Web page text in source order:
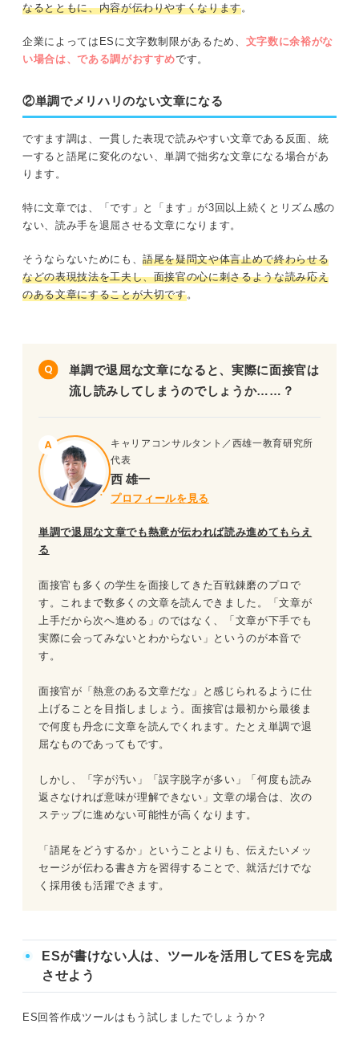
なるとともに、内容が伝わりやすくなります。
企業によってはESに文字数制限があるため、 文字数に余裕がな
い場合は、である調がおすすめです。
②単調でメリハリのない文章になる
ですます調は、一貫した表現で読みやすい文章である反面、統
一すると語尾に変化のない、単調で拙劣な文章になる場合があ
ります。
特に文章では、「です」と「ます」が3回以上続くとリズム感の
ない、読み手を退屈させる文章になります。
そうならないためにも、語尾を疑問文や体言止めで終わらせる
などの表現技法を工夫し、面接官の心に刺さるような読み応え
のある文章にすることが大切です。
単調で退屈な文章になると、実際に面接官は
流し読みしてしまうのでしょうか……？
キャリアコンサルタント／西雄一教育研究所
代表
西 雄一
プロフィールを見る
単調で退屈な文章でも熱意が伝われば読み進めてもらえ
る
面接官も多くの学生を面接してきた百戦錬磨のプロで
す。これまで数多くの文章を読んできました。「文章が
上手だから次へ進める」のではなく、「文章が下手でも
実際に会ってみないとわからない」というのが本音で
す。
面接官が「熱意のある文章だな」と感じられるように仕
上げることを目指しましょう。面接官は最初から最後ま
で何度も丹念に文章を読んでくれます。たとえ単調で退
屈なものであってもです。
しかし、「字が汚い」「誤字脱字が多い」「何度も読み
返さなければ意味が理解できない」文章の場合は、次の
ステップに進めない可能性が高くなります。
「語尾をどうするか」ということよりも、伝えたいメッ
セージが伝わる書き方を習得することで、就活だけでな
く採用後も活躍できます。
ESが書けない人は、ツールを活用してESを完成
させよう
ES回答作成ツールはもう試しましたでしょうか？